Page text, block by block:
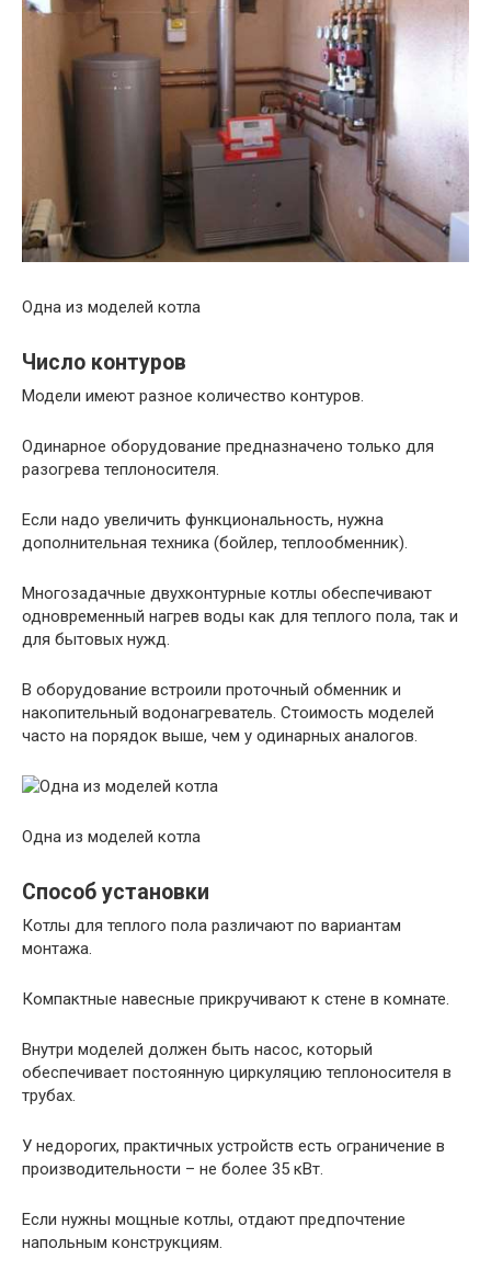
Одна из моделей котла
Число контуров
Модели имеют разное количество контуров.
Одинарное оборудование предназначено только для
разогрева теплоносителя.
Если надо увеличить функциональность, нужна
дополнительная техника (бойлер, теплообменник).
Многозадачные двухконтурные котлы обеспечивают
одновременный нагрев воды как для теплого пола, так и
для бытовых нужд.
В оборудование встроили проточный обменник и
накопительный водонагреватель. Стоимость моделей
часто на порядок выше, чем у одинарных аналогов.
Одна из моделей котла
Способ установки
Котлы для теплого пола различают по вариантам
монтажа.
Компактные навесные прикручивают к стене в комнате.
Внутри моделей должен быть насос, который
обеспечивает постоянную циркуляцию теплоносителя в
трубах.
У недорогих, практичных устройств есть ограничение в
производительности – не более 35 кВт.
Если нужны мощные котлы, отдают предпочтение
напольным конструкциям.